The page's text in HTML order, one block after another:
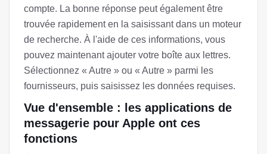
compte. La bonne réponse peut également être
trouvée rapidement en la saisissant dans un moteur
de recherche. À l'aide de ces informations, vous
pouvez maintenant ajouter votre boîte aux lettres.
Sélectionnez « Autre » ou « Autre » parmi les
fournisseurs, puis saisissez les données requises.
Vue d'ensemble : les applications de
messagerie pour Apple ont ces
fonctions